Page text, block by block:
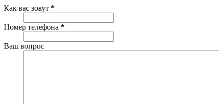
Как вас зовут *
Номер телефона *
Ваш вопрос